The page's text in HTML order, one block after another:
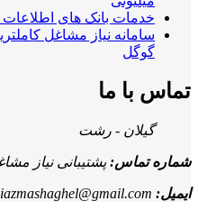
خدمات بانک های
سامانه نیاز مشاغل
گوگل
تماس با ما
گیلان - رشت
شماره تماس:پشتیبانی نیاز مشاغل
ایمیل: